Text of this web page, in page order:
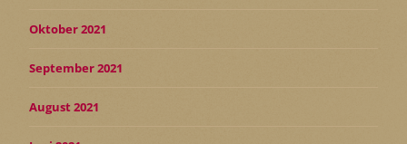
Oktober 2021
September 2021
August 2021